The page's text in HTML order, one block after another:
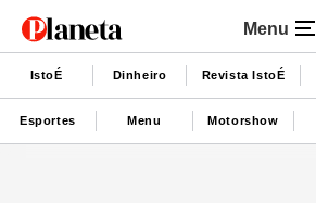
Menu
IstoÉ Dinheiro Revista IstoÉ
Esportes Menu Motorshow